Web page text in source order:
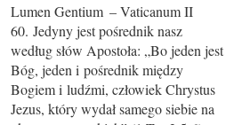
Lumen Gentium – Vaticanum II
60. Jedyny jest pośrednik nasz
według słów Apostoła: „Bo jeden jest
Bóg, jeden i pośrednik między
Bogiem i ludźmi, człowiek Chrystus
Jezus, który wydał samego siebie na